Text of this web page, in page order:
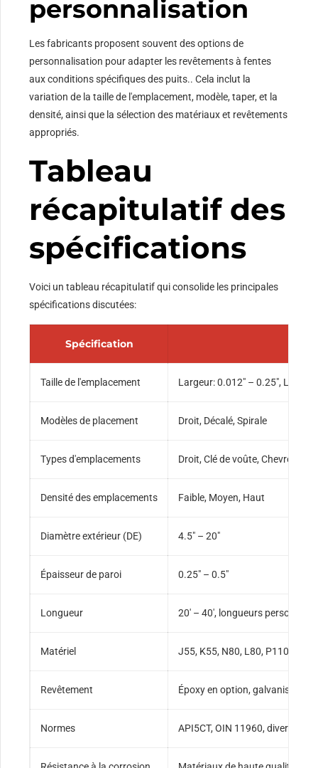
personnalisation
Les fabricants proposent souvent des options de
personnalisation pour adapter les revêtements à fentes
aux conditions spécifiques des puits.. Cela inclut la
variation de la taille de l'emplacement, modèle, taper, et la
densité, ainsi que la sélection des matériaux et revêtements
appropriés.
Tableau
récapitulatif des
spécifications
Voici un tableau récapitulatif qui consolide les principales
spécifications discutées:
Spécification
Taille de l'emplacement Largeur: 0.012″ – 0.25″,
Modèles de placement Droit, Décalé, Spirale
Types d'emplacements Droit, Clé de voûte, Chevron
Densité des emplacements Faible, Moyen, Haut
Diamètre extérieur (DE) 4.5″ – 20″
Épaisseur de paroi 0.25″ – 0.5″
Longueur 20′ – 40′, longueurs
Matériel J55, K55, N80, L80, P110,
Revêtement Époxy en option, galvanisation
Normes API5CT, OIN 11960, diverses